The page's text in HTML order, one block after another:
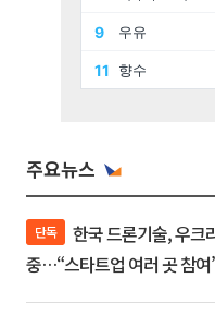
주요뉴스
단독
중…“스타트업 여러 곳 참여